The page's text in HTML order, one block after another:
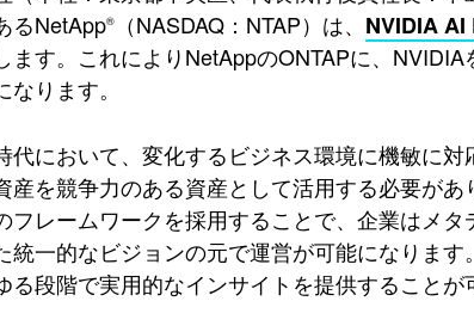
るNetApp® （NASDAQ：NTAP）は、 NVIDIA
ます。これによりNetAppのONTAPに、
ります。
代において、変化するビジネス環境に機敏に
産を競争力のある資産として活用する必要が
フレームワークを採用することで、企業はメ
統一的なビジョンの元で運営が可能になりま
段階で実用的なインサイトを提供することが